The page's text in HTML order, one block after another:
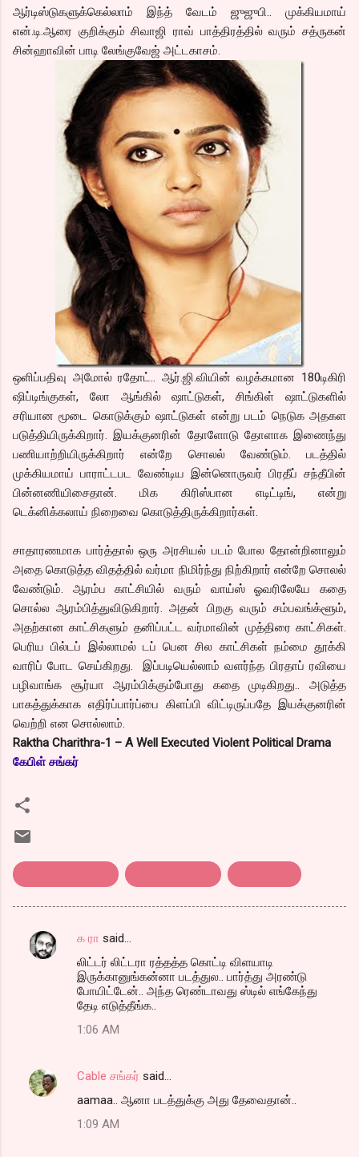
ஆர்டிஸ்டுகளுக்கெல்லாம் இந்த் வேடம் ஜுஜுபி.. முக்கியமாய்
என்.டி.ஆரை குறிக்கும் சிவாஜி ராவ் பாத்திரத்தில் வரும் சத்ருகன்
சின்ஹாவின் பாடி லேங்குவேஜ் அட்டகாசம்.
ஒளிப்பதிவு அமோல் ரதோட்.. ஆர்.ஜி.வியின் வழக்கமான 180டிகிரி
ஷிப்டிங்குகள், லோ ஆங்கில் ஷாட்டுகள், சிங்கிள் ஷாட்டுகளில்
சரியான மூடை கொடுக்கும் ஷாட்டுகள் என்று படம் நெடுக அதகள
படுத்தியிருக்கிறார். இயக்குனரின் தோளோடு தோளாக இணைந்து
பணியாற்றியிருக்கிறார் என்றே சொலல் வேண்டும். படத்தில்
முக்கியமாய் பாராட்டபட வேண்டிய இன்னொருவர் பிரதீப் சந்தீபின்
பின்னணியிசைதான். மிக கிரிஸ்பான எடிட்டிங், என்று
டெக்னிக்கலாய் நிறைவை கொடுத்திருக்கிறார்கள்.
சாதாரணமாக பார்த்தால் ஒரு அரசியல் படம் போல தோன்றினாலும்
அதை கொடுத்த விதத்தில் வர்மா நிமிர்ந்து நிற்கிறார் என்றே சொலல்
வேண்டும். ஆரம்ப காட்சியில் வரும் வாய்ஸ் ஓவரிலேயே கதை
சொல்ல ஆரம்பித்துவிடுகிறார். அதன் பிறகு வரும் சம்பவங்க்ளூம்,
அதற்கான காட்சிகளும் தனிப்பட்ட வர்மாவின் முத்திரை காட்சிகள்.
பெரிய பில்டப் இல்லாமல் டப் பென சில காட்சிகள் நம்மை தூக்கி
வாரிப் போட செய்கிறது. இப்படியெல்லாம் வளர்ந்த பிரதாப் ரவியை
பழிவாங்க சூர்யா ஆரம்பிக்கும்போது கதை முடிகிறது.. அடுத்த
பாகத்துக்காக எதிர்ப்பார்ப்பை கிளப்பி விட்டிருப்பதே இயக்குனரின்
வெற்றி என சொல்லாம்.
Raktha Charithra-1 – A Well Executed Violent Political Drama
கேபிள் சங்கர்
C
t
க ரா said…
லிட்டர் லிட்டரா ரத்தத்த கொட்டி விளயாடி
இருக்கானுங்கன்னா படத்துல.. பார்த்து அரண்டு
போயிட்டேன்.. அந்த ரெண்டாவது ஸ்டில் எங்கேந்து
தேடி எடுத்தீங்க..
1:06 AM
Cable சங்கர் said…
aamaa.. ஆனா படத்துக்கு அது தேவைதான்..
1:09 AM